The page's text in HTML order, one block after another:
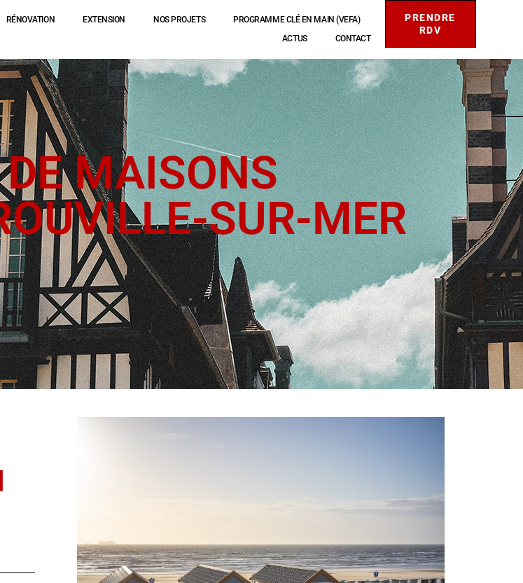
RÉNOVATION EXTENSION NOS PROJETS
PROGRAMME CLÉ EN MAIN (VEFA)
ACTUS
CONTACT
PRENDRE
RDV
MAISONS
SUR-MER